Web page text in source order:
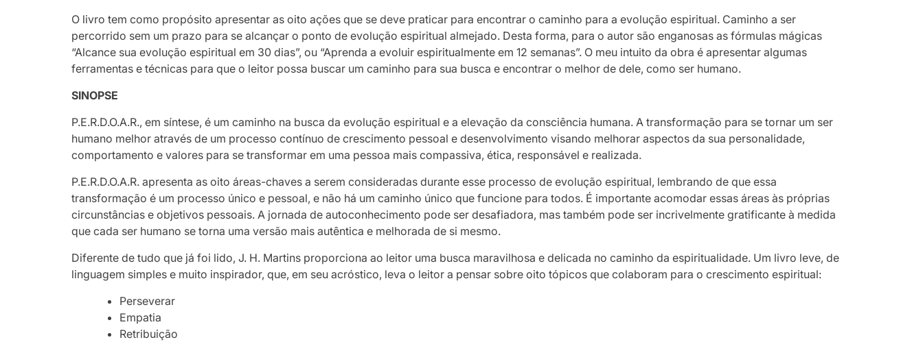
O livro tem como propósito apresentar as oito ações que se deve praticar para encontrar o caminho para a evolução espiritual. Caminho a ser
percorrido sem um prazo para se alcançar o ponto de evolução espiritual almejado. Desta forma, para o autor são enganosas as fórmulas mágicas
“Alcance sua evolução espiritual em 30 dias”, ou “Aprenda a evoluir espiritualmente em 12 semanas”. O meu intuito da obra é apresentar algumas
ferramentas e técnicas para que o leitor possa buscar um caminho para sua busca e encontrar o melhor de dele, como ser humano.
SINOPSE
P.E.R.D.O.A.R., em síntese, é um caminho na busca da evolução espiritual e a elevação da consciência humana. A transformação para se tornar um ser
humano melhor através de um processo contínuo de crescimento pessoal e desenvolvimento visando melhorar aspectos da sua personalidade,
comportamento e valores para se transformar em uma pessoa mais compassiva, ética, responsável e realizada.
P.E.R.D.O.A.R. apresenta as oito áreas-chaves a serem consideradas durante esse processo de evolução espiritual, lembrando de que essa
transformação é um processo único e pessoal, e não há um caminho único que funcione para todos. É importante acomodar essas áreas às próprias
circunstâncias e objetivos pessoais. A jornada de autoconhecimento pode ser desafiadora, mas também pode ser incrivelmente gratificante à medida
que cada ser humano se torna uma versão mais autêntica e melhorada de si mesmo.
Diferente de tudo que já foi lido, J. H. Martins proporciona ao leitor uma busca maravilhosa e delicada no caminho da espiritualidade. Um livro leve, de
linguagem simples e muito inspirador, que, em seu acróstico, leva o leitor a pensar sobre oito tópicos que colaboram para o crescimento espiritual:
Perseverar
Empatia
Retribuição